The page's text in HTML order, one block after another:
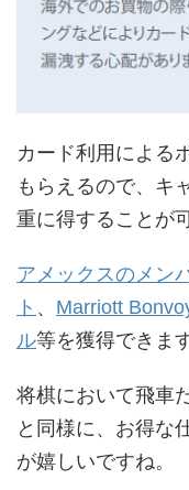
カード利用による
もらえるので、キ
重に得することが
アメックスのメン
ト 、 Marriott
ル等を獲得できます
将棋において飛車
と同様に、お得な
が嬉しいですね。